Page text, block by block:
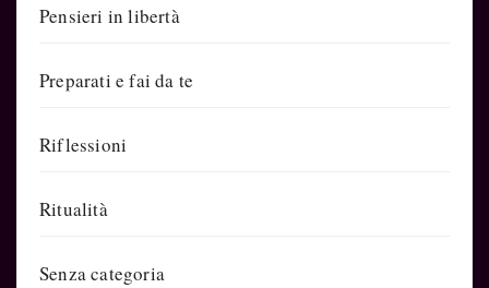
Pensieri in libertà
Preparati e fai da te
Riflessioni
Ritualità
Senza categoria